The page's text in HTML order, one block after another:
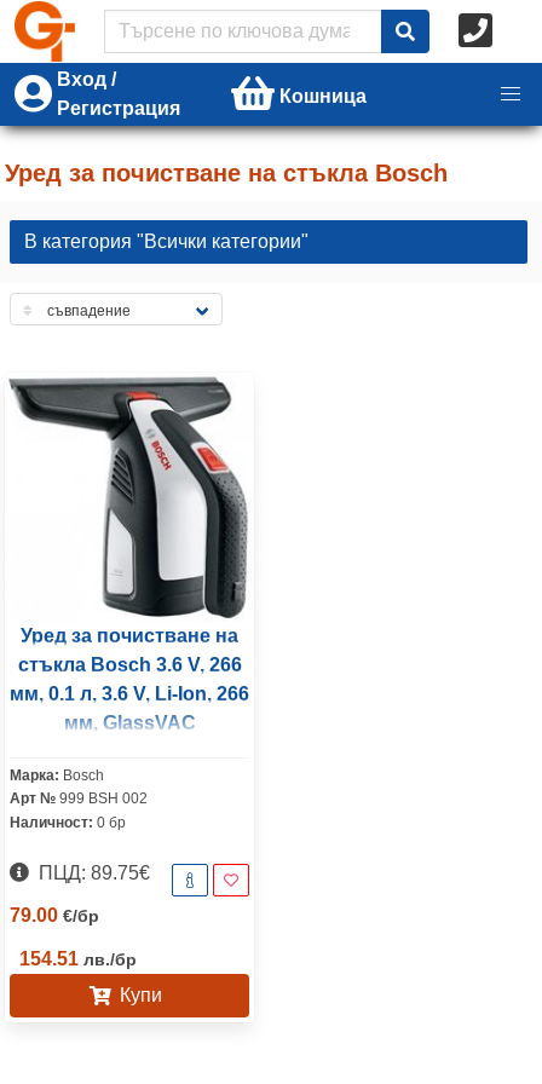
Вход /
Регистрация
Кошница
Уред за почистване на стъкла Bosch
В категория "Всички категории"
Уред за почистване на
стъкла Bosch 3.6 V, 266
мм, 0.1 л, 3.6 V, Li-Ion, 266
мм, GlassVAC
Марка: Bosch
Арт № 999 BSH 002
Наличност: 0 бр
ПЦД: 89.75€
79.00 €/бр
154.51 лв./бр
Купи